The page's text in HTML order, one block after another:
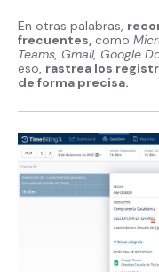
En otras palabras,
frecuentes, como
Teams, Gmail, Google
eso, rastrea los
de forma precisa.